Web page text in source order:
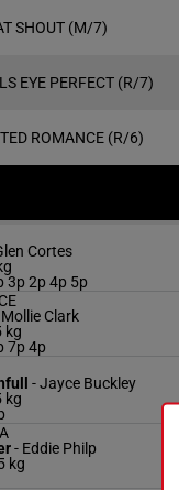
SHOUT (M/7)
EYE PERFECT (R/7)
ROMANCE (R/6)
Cortes
3p 2p 4p 5p
Mollie Clark
kg
7p 4p
-Jayce Buckley
kg
- Eddie Philp
kg